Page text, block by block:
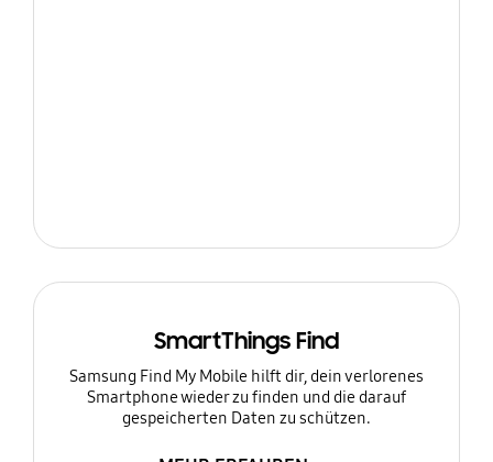
SmartThings Find
Samsung Find My Mobile hilft dir, dein verlorenes
Smartphone wieder zu finden und die darauf
gespeicherten Daten zu schützen.